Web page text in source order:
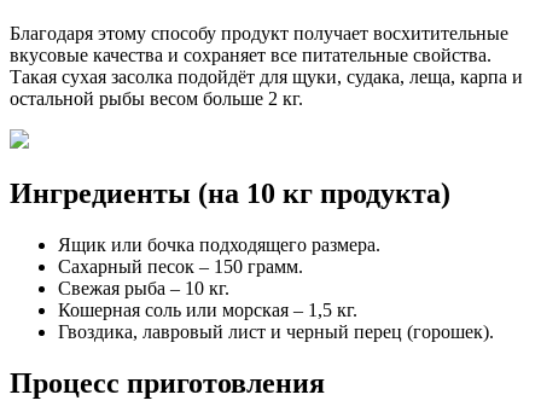
Благодаря этому способу продукт получает восхитительные
вкусовые качества и сохраняет все питательные свойства.
Такая сухая засолка подойдёт для щуки, судака, леща, карпа и
остальной рыбы весом больше 2 кг.
Ингредиенты (на 10 кг продукта)
Ящик или бочка подходящего размера.
Сахарный песок – 150 грамм.
Свежая рыба – 10 кг.
Кошерная соль или морская – 1,5 кг.
Гвоздика, лавровый лист и черный перец (горошек).
Процесс приготовления